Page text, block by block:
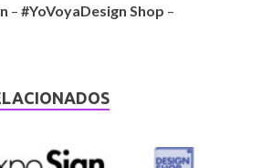
– #YoVoyaDesign Shop –